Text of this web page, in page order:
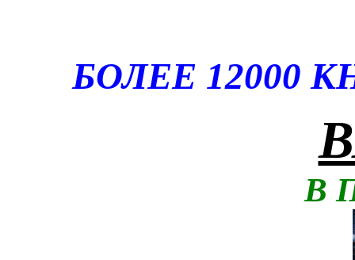
БОЛЕЕ 12000
В